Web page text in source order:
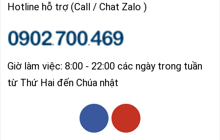
Hotline hỗ trợ (Call / Chat Zalo )
Giờ làm việc: 8:00 - 22:00 các ngày trong tuần
từ Thứ Hai đến Chúa nhật